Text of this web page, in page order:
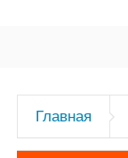
Главная